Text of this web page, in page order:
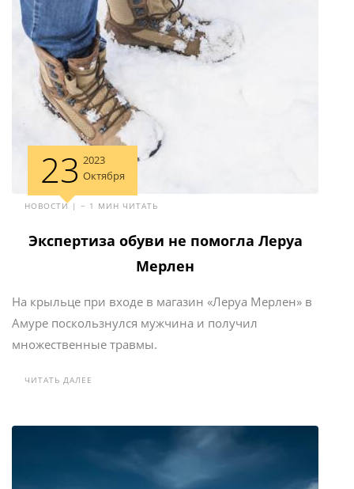
23 2023
Октября
НОВОСТИ | ~ 1 МИН ЧИТАТЬ
Экспертиза обуви не помогла Леруа
Мерлен
На крыльце при входе в магазин «Леруа Мерлен» в
Амуре поскользнулся мужчина и получил
множественные травмы.
ЧИТАТЬ ДАЛЕЕ